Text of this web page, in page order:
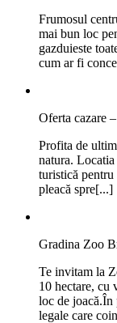
Frumosul
mai bun loc
gazduieste
cum ar fi
Oferta cazare
Profita de
natura.
turistică pentru
pleacă spre[...]
Gradina Zoo
Te invitam la
10 hectare, cu
loc de joacă.În
legale care